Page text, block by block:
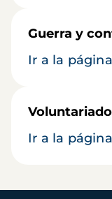
Guerra y
Ir a la
Voluntariado
Ir a la